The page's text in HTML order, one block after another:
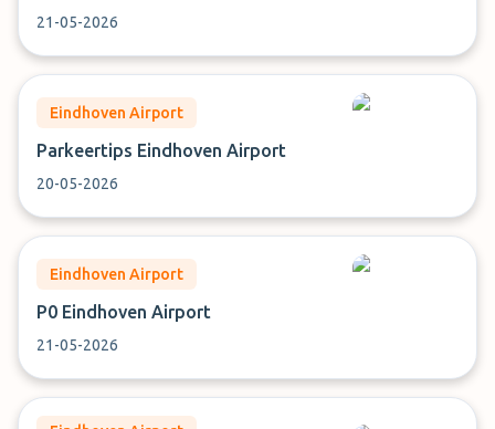
21-05-2026
Eindhoven Airport
Parkeertips Eindhoven Airport
20-05-2026
Eindhoven Airport
P0 Eindhoven Airport
21-05-2026